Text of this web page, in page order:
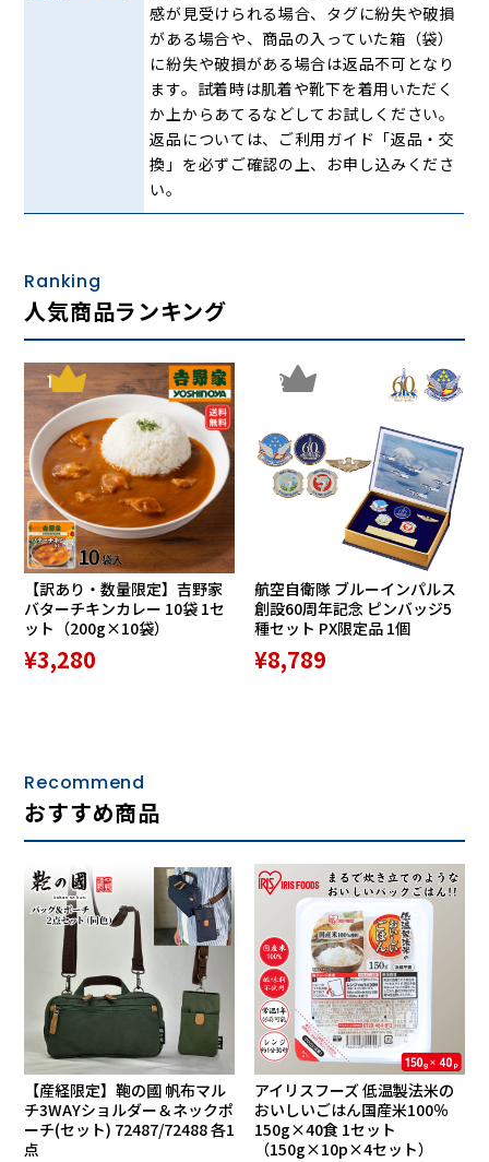
感が見受けられる場合、タグに紛失や破損
がある場合や、商品の入っていた箱（袋）
に紛失や破損がある場合は返品不可となり
ます。試着時は肌着や靴下を着用いただく
か上からあてるなどしてお試しください。
返品については、ご利用ガイド「返品・交
換」を必ずご確認の上、お申し込みくださ
い。
Ranking
人気商品ランキング
1
【訳あり・数量限定】吉野家
バターチキンカレー 10袋 1セ
ット（200g×10袋）
¥3,280
2
航空自衛隊 ブルーインパルス
創設60周年記念 ピンバッジ5
種セット PX限定品 1個
¥8,789
Recommend
おすすめ商品
【産経限定】鞄の國 帆布マル
チ3WAYショルダー＆ネックポ
ーチ(セット) 72487/72488 各1
点
アイリスフーズ 低温製法米の
おいしいごはん国産米100％
150g×40食 1セット
（150g×10p×4セット）